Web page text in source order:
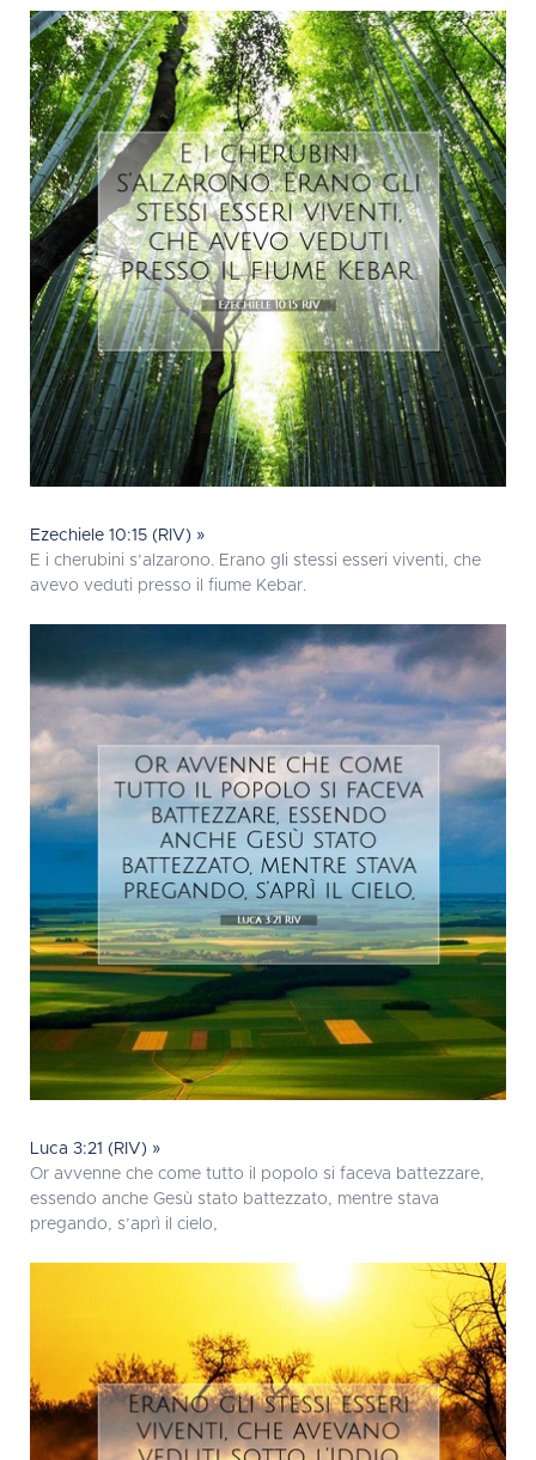
Ezechiele 10:15 (RIV) »
E i cherubini s’alzarono. Erano gli stessi esseri viventi, che
avevo veduti presso il fiume Kebar.
Luca 3:21 (RIV) »
Or avvenne che come tutto il popolo si faceva battezzare,
essendo anche Gesù stato battezzato, mentre stava
pregando, s’aprì il cielo,